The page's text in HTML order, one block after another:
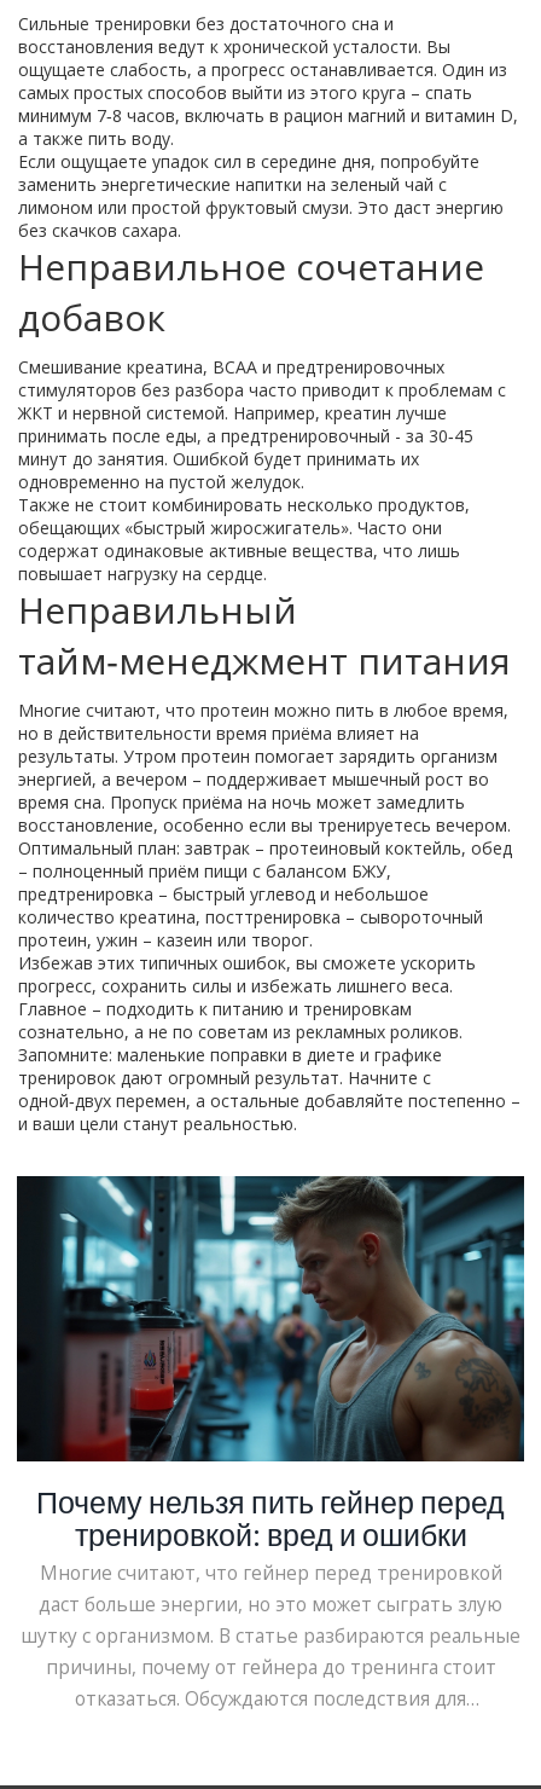
Сильные тренировки без достаточного сна и
восстановления ведут к хронической усталости. Вы
ощущаете слабость, а прогресс останавливается. Один из
самых простых способов выйти из этого круга – спать
минимум 7‑8 часов, включать в рацион магний и витамин D,
а также пить воду.
Если ощущаете упадок сил в середине дня, попробуйте
заменить энергетические напитки на зеленый чай с
лимоном или простой фруктовый смузи. Это даст энергию
без скачков сахара.
Неправильное сочетание
добавок
Смешивание креатина, BCAA и предтренировочных
стимуляторов без разбора часто приводит к проблемам с
ЖКТ и нервной системой. Например, креатин лучше
принимать после еды, а предтренировочный - за 30‑45
минут до занятия. Ошибкой будет принимать их
одновременно на пустой желудок.
Также не стоит комбинировать несколько продуктов,
обещающих «быстрый жиросжигатель». Часто они
содержат одинаковые активные вещества, что лишь
повышает нагрузку на сердце.
Неправильный
тайм‑менеджмент питания
Многие считают, что протеин можно пить в любое время,
но в действительности время приёма влияет на
результаты. Утром протеин помогает зарядить организм
энергией, а вечером – поддерживает мышечный рост во
время сна. Пропуск приёма на ночь может замедлить
восстановление, особенно если вы тренируетесь вечером.
Оптимальный план: завтрак – протеиновый коктейль, обед
– полноценный приём пищи с балансом БЖУ,
предтренировка – быстрый углевод и небольшое
количество креатина, посттренировка – сывороточный
протеин, ужин – казеин или творог.
Избежав этих типичных ошибок, вы сможете ускорить
прогресс, сохранить силы и избежать лишнего веса.
Главное – подходить к питанию и тренировкам
сознательно, а не по советам из рекламных роликов.
Запомните: маленькие поправки в диете и графике
тренировок дают огромный результат. Начните с
одной‑двух перемен, а остальные добавляйте постепенно –
и ваши цели станут реальностью.
Почему нельзя пить гейнер перед
тренировкой: вред и ошибки
Многие считают, что гейнер перед тренировкой
даст больше энергии, но это может сыграть злую
шутку с организмом. В статье разбираются реальные
причины, почему от гейнера до тренинга стоит
отказаться. Обсуждаются последствия для